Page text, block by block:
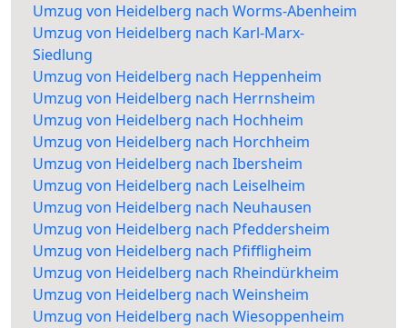
Umzug von Heidelberg nach Worms-Abenheim
Umzug von Heidelberg nach Karl-Marx-
Siedlung
Umzug von Heidelberg nach Heppenheim
Umzug von Heidelberg nach Herrnsheim
Umzug von Heidelberg nach Hochheim
Umzug von Heidelberg nach Horchheim
Umzug von Heidelberg nach Ibersheim
Umzug von Heidelberg nach Leiselheim
Umzug von Heidelberg nach Neuhausen
Umzug von Heidelberg nach Pfeddersheim
Umzug von Heidelberg nach Pfiffligheim
Umzug von Heidelberg nach Rheindürkheim
Umzug von Heidelberg nach Weinsheim
Umzug von Heidelberg nach Wiesoppenheim